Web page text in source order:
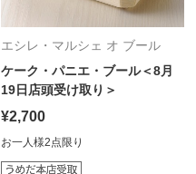
エシレ・マルシェ オ ブール
ケーク・パニエ・ブール＜8月
19日店頭受け取り＞
¥2,700
お一人様2点限り